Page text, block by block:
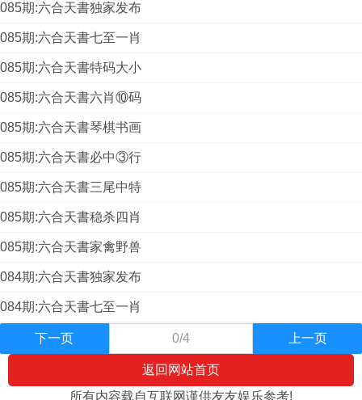
085期:六合天書独家发布
085期:六合天書七至一肖
085期:六合天書特码大小
085期:六合天書六肖⑩码
085期:六合天書琴棋书画
085期:六合天書必中③行
085期:六合天書三尾中特
085期:六合天書稳杀四肖
085期:六合天書家禽野兽
084期:六合天書独家发布
084期:六合天書七至一肖
下一页 0/4 上一页
返回网站首页
所有内容载自互联网谨供友友娱乐参考!